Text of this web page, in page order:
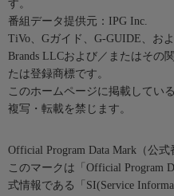
す。
番組データ提供元：IPG Inc.
TiVo、Gガイド、G-GUIDE、お
Brands LLCおよび／またはその
たは登録商標です。
このホームページに掲載してい
複写・転載を禁じます。
Official Program Data Mark（公式
このマークは「Official Program
式情報である「SI(Service